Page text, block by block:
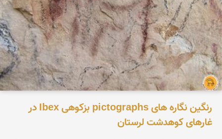
رنگین نگاره های pictographs بزکوهی Ibex در
غارهای کوهدشت لرستان